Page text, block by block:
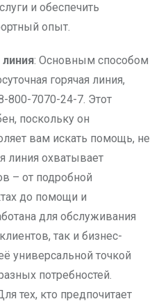
и обеспечить
опыт.
: Основным способом
горячая линия,
800-7070-24-7. Этот
поскольку он
вам искать помощь, не
линия охватывает
– от подробной
до помощи и
для обслуживания
так и бизнес-
универсальной точкой
потребностей.
тех, кто предпочитает